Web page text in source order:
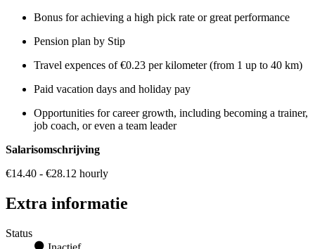
Bonus for achieving a high pick rate or great performance
Pension plan by Stip
Travel expences of €0.23 per kilometer (from 1 up to 40 km)
Paid vacation days and holiday pay
Opportunities for career growth, including becoming a trainer,
job coach, or even a team leader
Salarisomschrijving
€14.40 - €28.12 hourly
Extra informatie
Status